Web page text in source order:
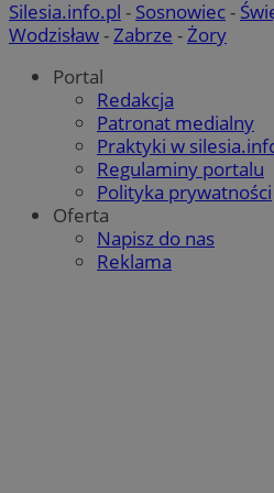
Silesia.info.pl - Sosnowiec-
Wodzisław- Zabrze - Żory
Portal
Redakcja
Patronat medialny
Praktyki w
Regulaminy portalu
Polityka prywatności
Oferta
Napisz do nas
Reklama